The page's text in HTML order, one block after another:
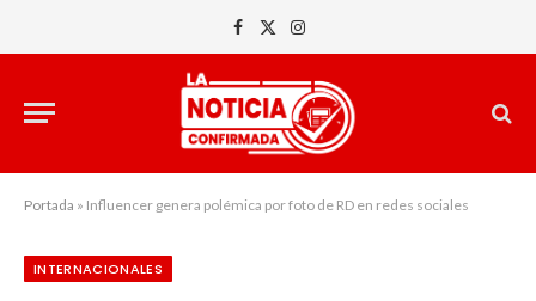
Facebook
X
Instagram
Portada » Influencer genera polémica por foto de RD en redes sociales
INTERNACIONALES